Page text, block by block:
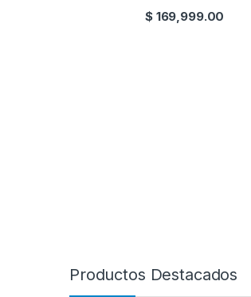
$169,999.00
Productos Destacados